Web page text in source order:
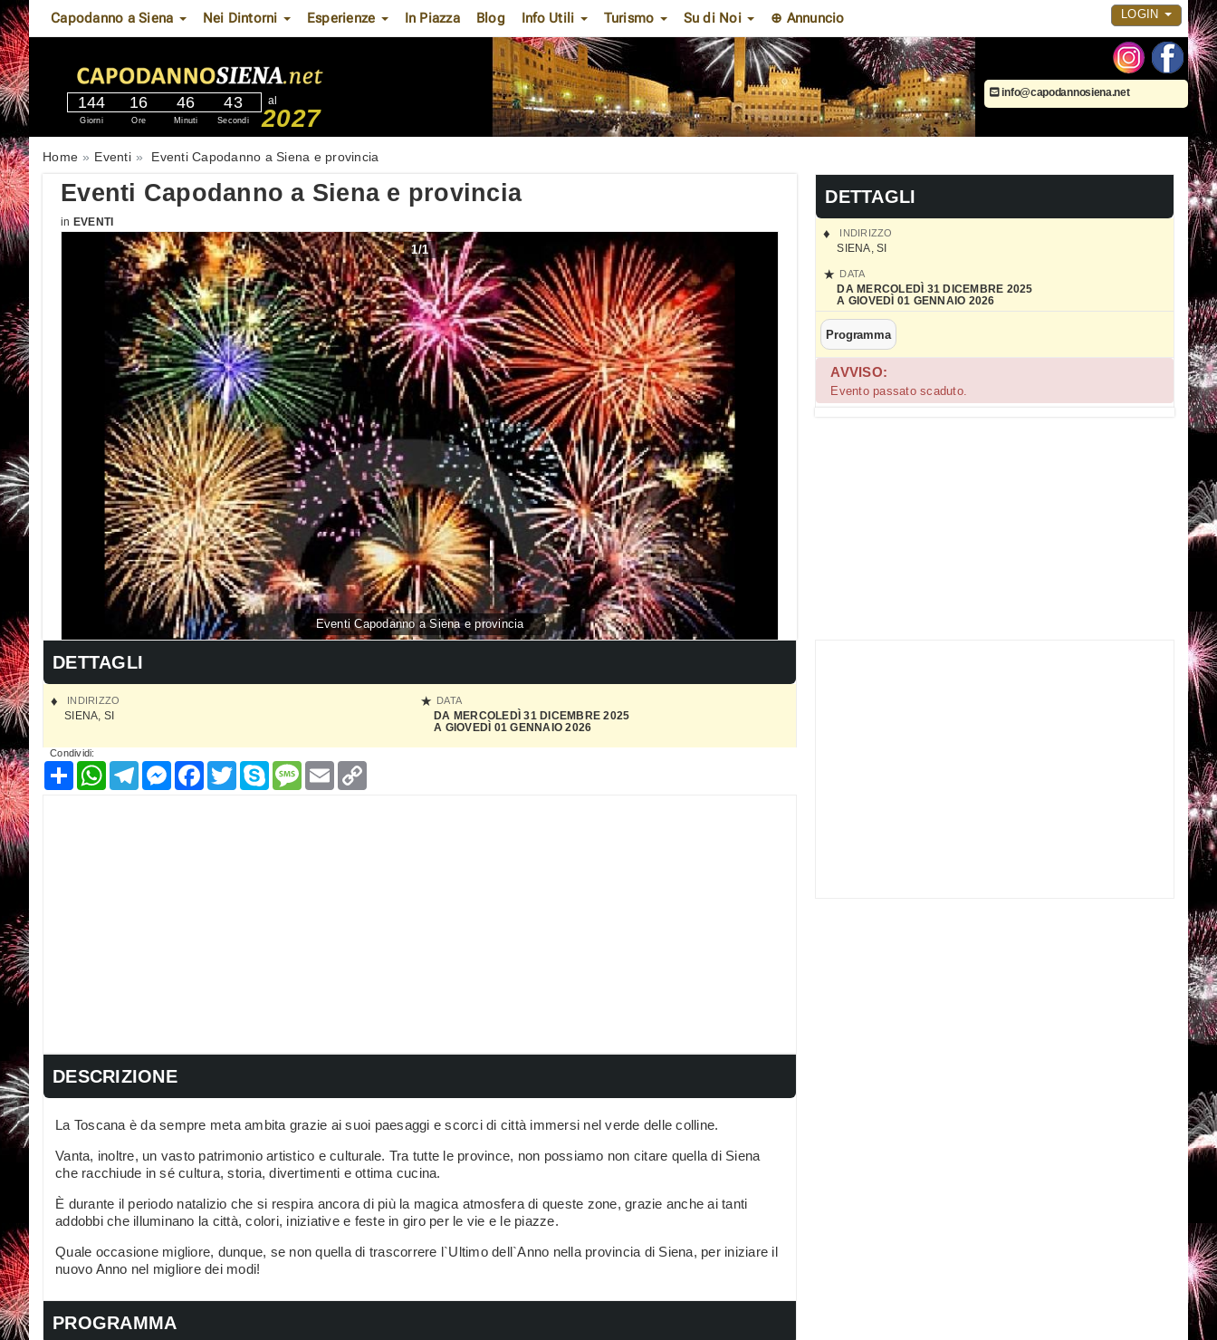
Capodanno a Siena Nei Dintorni Esperienze In Piazza Blog Info Utili Turismo Su di Noi ⊕ Annuncio LOGIN
144
Giorni
16
Ore
46
Minuti
42
Secondi
al
2027
info@capodannosiena.net
Home Eventi Eventi Capodanno a Siena e provincia
Eventi Capodanno a Siena e provincia
in EVENTI
1/1
Eventi Capodanno a Siena e provincia
DETTAGLI
INDIRIZZO
SIENA,SI
DATA
DA MERCOLEDÌ 31 DICEMBRE 2025
A GIOVEDÌ 01 GENNAIO 2026
Programma
AVVISO:
Evento passato scaduto.
DETTAGLI
INDIRIZZO
SIENA SI
DATA
DA MERCOLEDÌ 31 DICEMBRE 2025
A GIOVEDÌ 01 GENNAIO 2026
Condividi:
CondividiWhatsAppTelegramMessenger
Facebook
TwitterSkypeMessage
Email
DESCRIZIONE
La Toscana è da sempre meta ambita grazie ai suoi paesaggi e scorci di città immersi nel verde delle colline.
Vanta, inoltre, un vasto patrimonio artistico e culturale. Tra tutte le province, non possiamo non citare quella di Siena
che racchiude in sé cultura, storia, divertimenti e ottima cucina.
È durante il periodo natalizio che si respira ancora di più la magica atmosfera di queste zone, grazie anche ai tanti
addobbi che illuminano la città, colori, iniziative e feste in giro per le vie e le piazze.
Quale occasione migliore, dunque, se non quella di trascorrere l`Ultimo dell`Anno nella provincia di Siena, per iniziare il
nuovo Anno nel migliore dei modi!
PROGRAMMA